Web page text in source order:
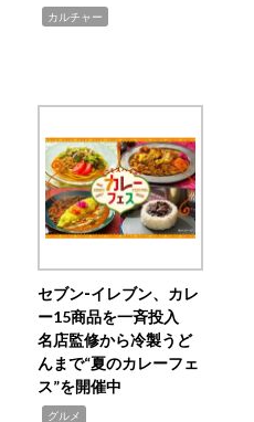
カルチャー
セブン‐イレブン、カレ
ー15商品を一斉投入
名店監修から冷製うど
んまで“夏のカレーフェ
ス”を開催中
グルメ